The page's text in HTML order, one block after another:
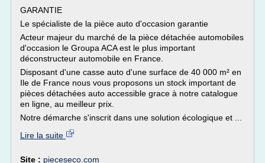
GARANTIE
Le spécialiste de la pièce auto d'occasion garantie
Acteur majeur du marché de la pièce détachée automobiles
d'occasion le Groupa ACA est le plus important
déconstructeur automobile en France.
Disposant d'une casse auto d'une surface de 40 000 m² en
Ile de France nous vous proposons un stock important de
pièces détachées auto accessible grace à notre catalogue
en ligne, au meilleur prix.
Notre démarche s'inscrit dans une solution écologique et ...
Lire la suite
Site : pieceseco.com